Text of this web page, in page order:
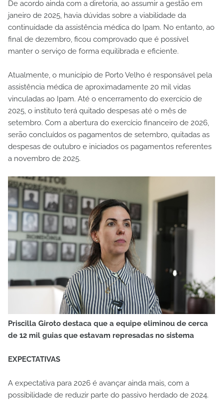
De acordo ainda com a diretoria, ao assumir a gestão em
janeiro de 2025, havia dúvidas sobre a viabilidade da
continuidade da assistência médica do Ipam. No entanto, ao
final de dezembro, ficou comprovado que é possível
manter o serviço de forma equilibrada e eficiente.
Atualmente, o município de Porto Velho é responsável pela
assistência médica de aproximadamente 20 mil vidas
vinculadas ao Ipam. Até o encerramento do exercício de
2025, o instituto terá quitado despesas até o mês de
setembro. Com a abertura do exercício financeiro de 2026,
serão concluídos os pagamentos de setembro, quitadas as
despesas de outubro e iniciados os pagamentos referentes
a novembro de 2025.
Priscilla Giroto destaca que a equipe eliminou de cerca
de 12 mil guias que estavam represadas no sistema
EXPECTATIVAS
A expectativa para 2026 é avançar ainda mais, com a
possibilidade de reduzir parte do passivo herdado de 2024.